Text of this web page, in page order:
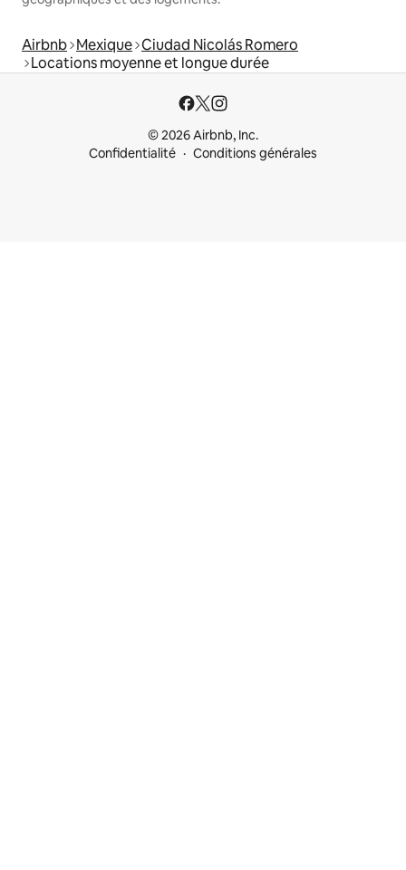
Airbnb Mexique Ciudad Nicolás Romero
Locations moyenne et longue durée
© 2026 Airbnb, Inc.
Confidentialité
Conditions générales